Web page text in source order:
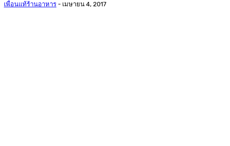
เพื่อนแท้ร้านอาหาร - เมษายน 4, 2017